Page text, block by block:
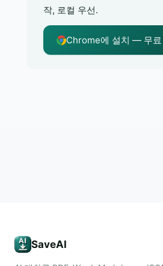
작, 로컬 우선.
Chrome에 설치 — 무료
SaveAI